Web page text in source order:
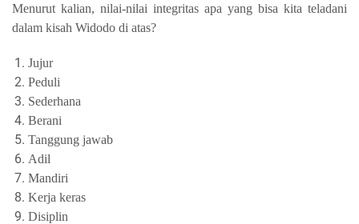
Menurut kalian, nilai-nilai integritas apa yang bisa kita teladani
dalam kisah Widodo di atas?
Jujur
Peduli
Sederhana
Berani
Tanggung jawab
Adil
Mandiri
Kerja keras
Disiplin